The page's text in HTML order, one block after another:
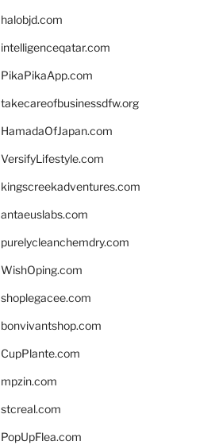
halobjd.com
intelligenceqatar.com
PikaPikaApp.com
takecareofbusinessdfw.org
HamadaOfJapan.com
VersifyLifestyle.com
kingscreekadventures.com
antaeuslabs.com
purelycleanchemdry.com
WishOping.com
shoplegacee.com
bonvivantshop.com
CupPlante.com
mpzin.com
stcreal.com
PopUpFlea.com